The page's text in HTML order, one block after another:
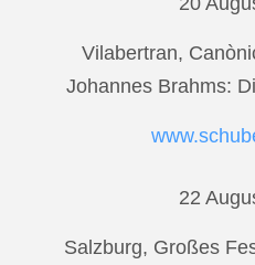
Vilabertran,
Johannes Brahms:
22
Salzburg, Großes